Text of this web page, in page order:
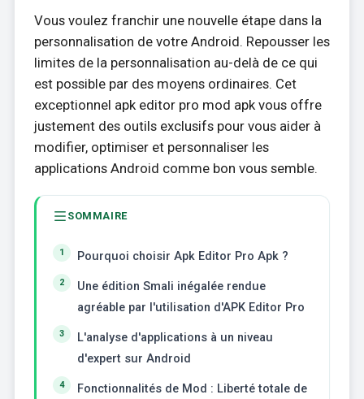
Vous voulez franchir une nouvelle étape dans la
personnalisation de votre Android. Repousser les
limites de la personnalisation au-delà de ce qui
est possible par des moyens ordinaires. Cet
exceptionnel apk editor pro mod apk vous offre
justement des outils exclusifs pour vous aider à
modifier, optimiser et personnaliser les
applications Android comme bon vous semble.
SOMMAIRE
Pourquoi choisir Apk Editor Pro Apk ?
Une édition Smali inégalée rendue
agréable par l'utilisation d'APK Editor Pro
L'analyse d'applications à un niveau
d'expert sur Android
Fonctionnalités de Mod : Liberté totale de